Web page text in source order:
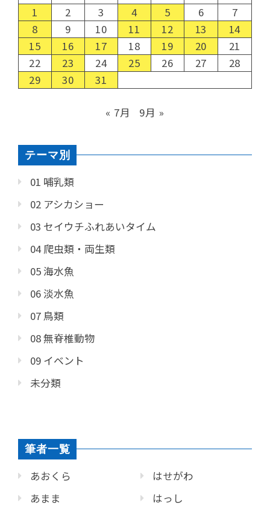
1
2 3 4 5 6
7
8
9 10 11 12 13
14
15
16 17 18 19 20
21
22
23 24 25 26 27
28
29
30 31
« 7月 9月 »
テーマ別
01 哺乳類
02 アシカショー
03 セイウチふれあいタイム
04 爬虫類・両生類
05 海水魚
06 淡水魚
07 鳥類
08 無脊椎動物
09 イベント
未分類
筆者一覧
あおくら
あまま
はせがわ
はっし